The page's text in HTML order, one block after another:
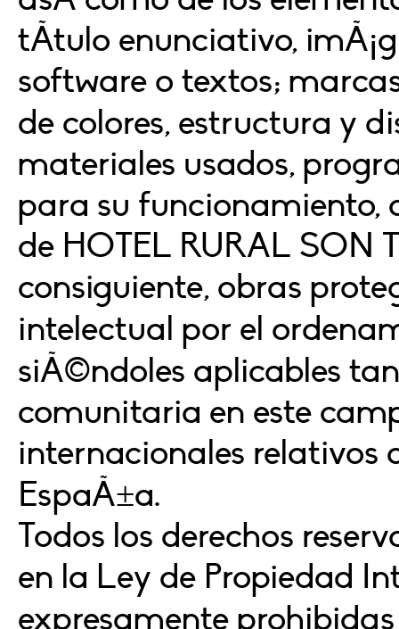
tÃ­tulo enunciativo,
software o textos;
de colores, estructura y
materiales usados,
para su funcionamiento,
de HOTEL RURAL SON
consiguiente, obras
intelectual por el
siÃ©ndoles aplicables
comunitaria en este
internacionales relativos
EspaÃ±a.
Todos los derechos
en la Ley de Propiedad
expresamente